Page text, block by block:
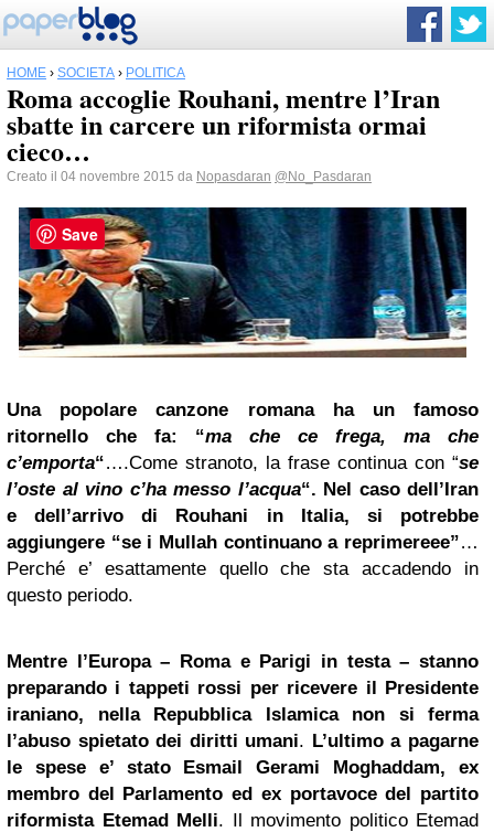
HOME › SOCIETÀ › POLITICA
Roma accoglie Rouhani, mentre l’Iran
sbatte in carcere un riformista ormai
cieco…
Creato il 04 novembre 2015 da Nopasdaran @No_Pasdaran
Una popolare canzone romana ha un famoso
ritornello che fa: “ma che ce frega, ma che
c’emporta“….Come stranoto, la frase continua con “se
l’oste al vino c’ha messo l’acqua“. Nel caso dell’Iran
e dell’arrivo di Rouhani in Italia, si potrebbe
aggiungere “se i Mullah continuano a reprimereee”…
Perché e’ esattamente quello che sta accadendo in
questo periodo.
Mentre l’Europa – Roma e Parigi in testa – stanno
preparando i tappeti rossi per ricevere il Presidente
iraniano, nella Repubblica Islamica non si ferma
l’abuso spietato dei diritti umani. L’ultimo a pagarne
le spese e’ stato Esmail Gerami Moghaddam, ex
membro del Parlamento ed ex portavoce del partito
riformista Etemad Melli. Il movimento politico Etemad
Save